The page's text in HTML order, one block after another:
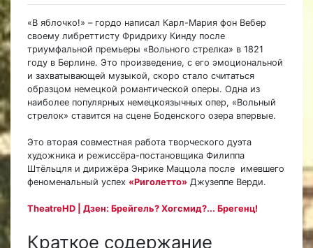
«В яблочко!» – гордо написал Карл-Мария фон Вебер
своему либреттисту Фридриху Кинду после
триумфальной премьеры «Вольного стрелка» в 1821
году в Берлине. Это произведение, с его эмоциональной
и захватывающей музыкой, скоро стало считаться
образцом немецкой романтической оперы. Одна из
наиболее популярных немецкоязычных опер, «Вольный
стрелок» ставится на сцене Боденского озера впервые.
Это вторая совместная работа творческого дуэта
художника и режиссёра-постановщика Филиппа
Штёльцля и дирижёра Энрике Маццола после имевшего
феноменальный успех «Риголетто» Джузеппе Верди.
TheatreHD | Дзен: Брейгель? Хогсмид?... Брегенц!
Краткое содержание